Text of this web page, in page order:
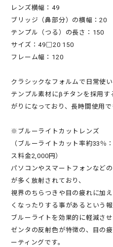
レンズ横幅：49
ブリッジ（鼻部分）の横幅：20
テンプル（つる）の長さ：150
サイズ：49□20 150
フレーム幅：120
クラシックなフォルムで日常使
テンプル素材にβチタンを採用
がりになっており、長時間使用で
※ブルーライトカットレンズ
（ブルーライトカット率約33％
ス料金2,000円）
パソコンやスマートフォンなど
が多く放射されており、
視界のちらつきや目の疲れに加
くなったりする事があるという
ブルーライトを効果的に軽減さ
ゼンタの反射色が特徴の、目の
ーティングです。